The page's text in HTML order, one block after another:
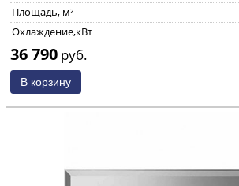
Площадь, м²
Охлаждение,кВт
36 790 руб.